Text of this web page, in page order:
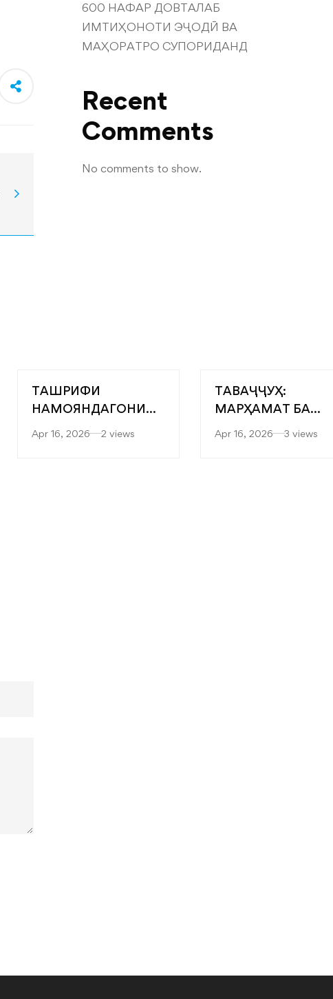
ТАШРИФИ
НАМОЯНДАГОНИ
ФАКУЛТЕТҲОИ
Apr 16, 2026 2 views
ТАВАҶҶУҲ:
МАРҲАМАТ БА
Apr 16, 2026 3 views
600 НАФАР ДОВТАЛАБ
ИМТИҲОНОТИ ЭҶОДӢ ВА
МАҲОРАТРО СУПОРИДАНД
Recent
Comments
No comments to show.